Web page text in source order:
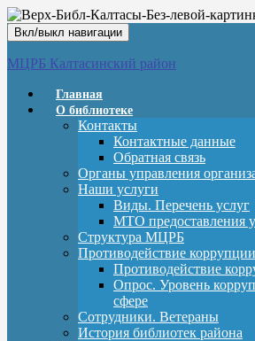
Вкл/выкл навигации
МЦРБ Калтасинский район
Главная
О библиотеке
Контакты
Контактные данные
Обратная связь
Органы управления
Наши услуги
Виды. Перечень услуг
МТО предоставления
Структура МЦРБ
Противодействие коррупции
Противодействие
Опрос. Уровень
сфере
Сотрудники. Ветераны
История библиотек района